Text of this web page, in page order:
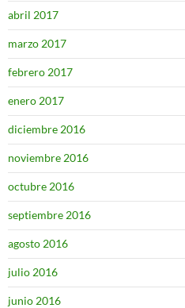
abril 2017
marzo 2017
febrero 2017
enero 2017
diciembre 2016
noviembre 2016
octubre 2016
septiembre 2016
agosto 2016
julio 2016
junio 2016